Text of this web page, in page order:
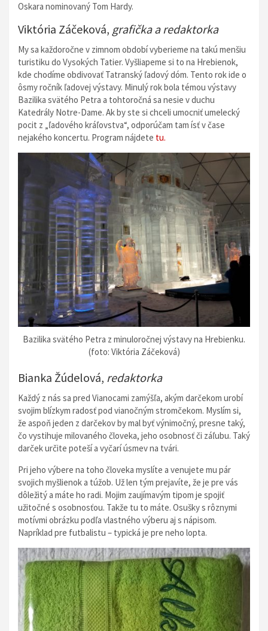
Oskara nominovaný Tom Hardy.
Viktória Záčeková, grafička a redaktorka
My sa každoročne v zimnom období vyberieme na takú menšiu
turistiku do Vysokých Tatier. Vyšliapeme si to na Hrebienok,
kde chodíme obdivovať Tatranský ľadový dóm. Tento rok ide o
ôsmy ročník ľadovej výstavy. Minulý rok bola témou výstavy
Bazilika svätého Petra a tohtoročná sa nesie v duchu
Katedrály Notre-Dame. Ak by ste si chceli umocniť umelecký
pocit z „ľadového kráľovstva“, odporúčam tam ísť v čase
nejakého koncertu. Program nájdete tu.
Bazilika svätého Petra z minuloročnej výstavy na Hrebienku.
(foto: Viktória Záčeková)
Bianka Žúdelová, redaktorka
Každý z nás sa pred Vianocami zamýšľa, akým darčekom urobí
svojim blízkym radosť pod vianočným stromčekom. Myslím si,
že aspoň jeden z darčekov by mal byť výnimočný, presne taký,
čo vystihuje milovaného človeka, jeho osobnosť či záľubu. Taký
darček určite poteší a vyčarí úsmev na tvári.
Pri jeho výbere na toho človeka myslíte a venujete mu pár
svojich myšlienok a túžob. Už len tým prejavíte, že je pre vás
dôležitý a máte ho radi. Mojim zaujímavým tipom je spojiť
užitočné s osobnosťou. Takže tu to máte. Osušky s rôznymi
motívmi obrázku podľa vlastného výberu aj s nápisom.
Napríklad pre futbalistu – typická je pre neho lopta.